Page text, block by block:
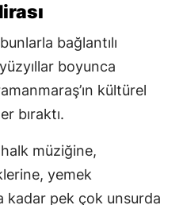
bağlantılı
boyunca
kültürel
bıraktı.
müziğine,
yemek
kadar pek çok unsurda